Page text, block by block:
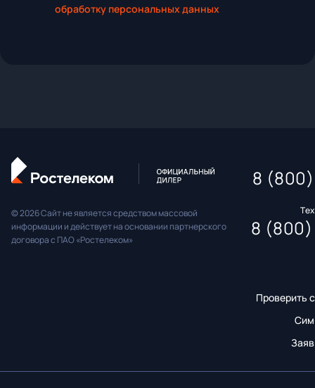
обработку персональных данных
© 2026 Сайт не является средством массовой
информации и действует на основании партнерского
договора с ПАО «Ростелеком»
Проверить
8
8